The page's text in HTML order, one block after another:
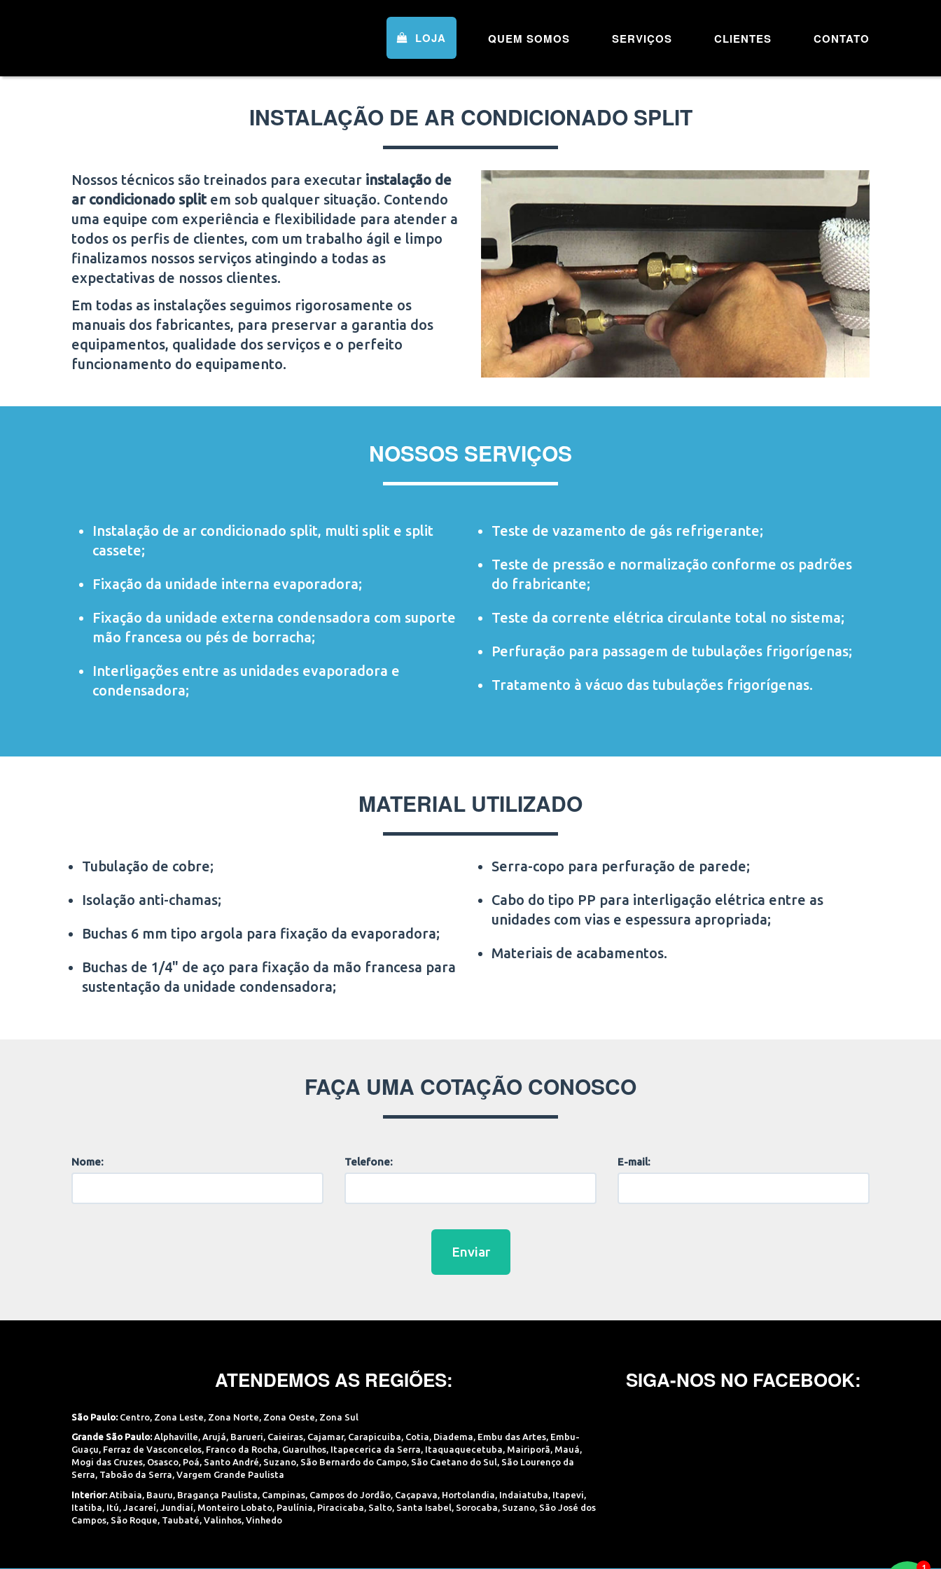
LOJA QUEM SOMOS SERVIÇOS CLIENTES CONTATO
INSTALAÇÃO DE AR CONDICIONADO SPLIT
Nossos técnicos são treinados para executar instalação de
ar condicionado splitem sob qualquer situação. Contendo
uma equipe com experiência e flexibilidade para atender a
todos os perfis de clientes, com um trabalho ágil e limpo
finalizamos nossos serviços atingindo a todas as
expectativas de nossos clientes.
Em todas as instalações seguimos rigorosamente os
manuais dos fabricantes, para preservar a garantia dos
equipamentos, qualidade dos serviços e o perfeito
funcionamento do equipamento.
NOSSOS SERVIÇOS
Instalação de ar condicionado split, multi split e split
cassete;
Fixação da unidade interna evaporadora;
Fixação da unidade externa condensadora com suporte
mão francesa ou pés de borracha;
Interligações entre as unidades evaporadora e
condensadora;
Teste de vazamento de gás refrigerante;
Teste de pressão e normalização conforme os padrões
do frabricante;
Teste da corrente elétrica circulante total no sistema;
Perfuração para passagem de tubulações frigorígenas;
Tratamento à vácuo das tubulações frigorígenas.
MATERIAL UTILIZADO
Tubulação de cobre;
Isolação anti-chamas;
Buchas 6 mm tipo argola para fixação da evaporadora;
Buchas de 1/4" de aço para fixação da mão francesa para
sustentação da unidade condensadora;
Serra-copo para perfuração de parede;
Cabo do tipo PP para interligação elétrica entre as
unidades com vias e espessura apropriada;
Materiais de acabamentos.
FAÇA UMA COTAÇÃO CONOSCO
Nome: Telefone: E-mail:
Enviar
ATENDEMOS AS REGIÕES:
São Paulo: Centro Zona Leste Zona Norte Zona Oeste Zona Sul
Grande São Paulo: Alphaville, Arujá, Barueri, Caieiras, Cajamar, Carapicuiba, Cotia, Diadema, Embu das Artes, Embu-
Guaçu, Ferraz de Vasconcelos, Franco da Rocha, Guarulhos, Itapecerica da Serra, Itaquaquecetuba, Mairiporã, Mauá,
Mogi das Cruzes, Osasco, Poá, Santo André, Suzano, São Bernardo do Campo, São Caetano do Sul, São Lourenço da
Serra, Taboão da Serra, Vargem Grande Paulista
Interior: Atibaia Bauru Bragança Paulista Campinas Campos do Jordão Caçapava Hortolandia Indaiatuba Itapevi
Itatiba Itú Jacareí Jundiaí Monteiro Lobato Paulínia Piracicaba Salto Santa Isabel Sorocaba Suzano São José dos
Campos São Roque Taubaté Valinhos Vinhedo
SIGA-NOS NO FACEBOOK: